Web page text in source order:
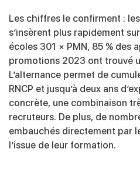
Les chiffres le confirment :
s’insèrent plus rapidement
écoles 301 × PMN, 85 % des
promotions 2023 ont trouvé
L’alternance permet de
RNCP et jusqu’à deux ans
concrète, une combinaison
recruteurs. De plus, de
embauchés directement par
l’issue de leur formation.